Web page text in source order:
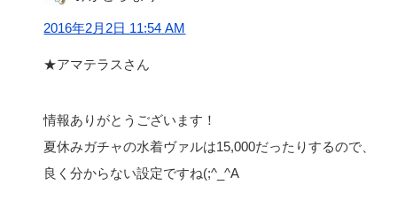
2016年2月2日 11:54 AM
★アマテラスさん
情報ありがとうございます！
夏休みガチャの水着ヴァルは15,000だったりするので、
良く分からない設定ですね(;^_^A